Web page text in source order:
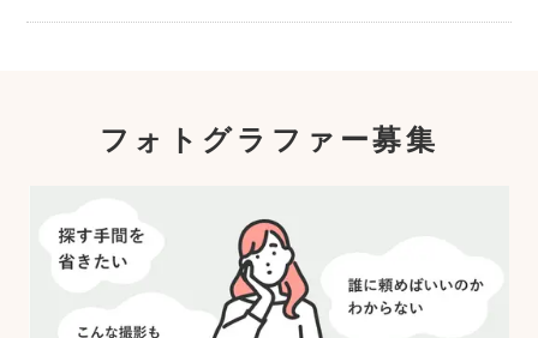
フォトグラファー募集